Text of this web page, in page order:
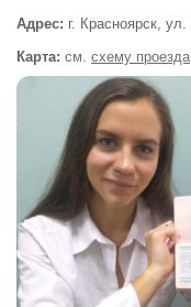
Адрес: г. Красноярск, ул.
Карта: см. схему проезда